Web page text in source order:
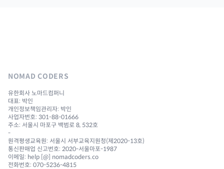
NOMAD CODERS
유한회사 노마드컴퍼니
대표: 박인
개인정보책임관리자: 박인
사업자번호: 301-88-01666
주소: 서울시 마포구 백범로 8, 532호
-
원격평생교육원: 서울시 서부교육지원청(제2020-13호)
통신판매업 신고번호: 2020-서울마포-1987
이메일: help [@] nomadcoders.co
전화번호: 070-5236-4815